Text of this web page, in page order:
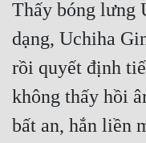
Thấy bóng lưng
dạng, Uchiha
rồi quyết định
không thấy hồi
bất an, hắn liền